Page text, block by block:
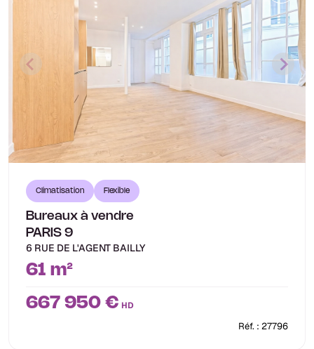
Climatisation Flexible
Bureaux à vendre
PARIS 9
6 RUE DE L'AGENT BAILLY
61 m²
667 950 € HD
Réf. : 27796